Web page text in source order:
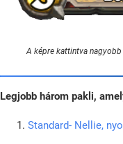
A képre kattintva
Legjobb három pakli,
Standard- Nellie,